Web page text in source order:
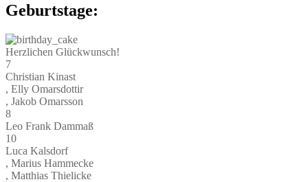
Geburtstage:
Herzlichen Glückwunsch!
7
Christian Kinast
, Elly Omarsdottir
, Jakob Omarsson
8
Leo Frank Dammaß
10
Luca Kalsdorf
, Marius Hammecke
, Matthias Thielicke